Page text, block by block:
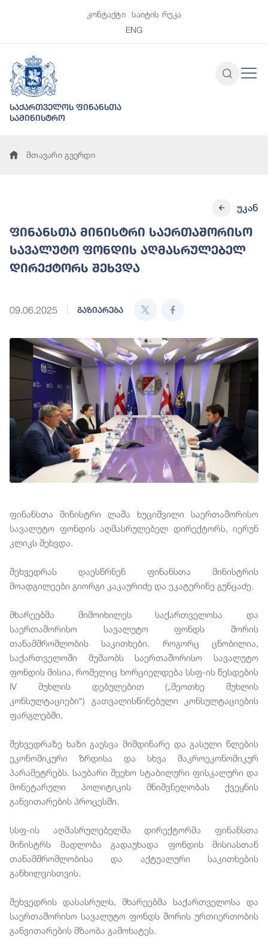
კონტაქტი
საიტის რუკა
ENG
საქართველოს ფინანსთა
სამინისტრო
მთავარი გვერდი
ფინანსთა მინისტრი საერთაშორისო
სავალუტო ფონდის აღმასრულებელ
დირექტორს შეხვდა
09.06.2025 გაზიარება
უკან
ფინანსთა მინისტრი ლაშა ხუციშვილი საერთაშორისო
სავალუტო ფონდის აღმასრულებელ დირექტორს, იერუნ
კლიკს შეხვდა.
შეხვედრას დაესწრნენ ფინანსთა მინისტრის
მოადგილეები გიორგი კაკაურიძე და ეკატერინე გუნცაძე.
მხარეებმა მიმოიხილეს საქართველოსა და
საერთაშორისო სავალუტო ფონდს შორის
თანამშრომლობის საკითხები. როგორც ცნობილია,
საქართველოში მუშაობს საერთაშორისო სავალუტო
ფონდის მისია, რომელიც ხორციელდება სსფ-ის წესდების
IV მუხლის დებულებით („მეოთხე მუხლის
კონსულტაციები“) გათვალისწინებული კონსულტაციების
ფარგლებში.
შეხვედრაზე ხაზი გაესვა მიმდინარე და გასული წლების
ეკონომიკური ზრდისა და სხვა მაკროეკონომიკურ
პარამეტრებს. საუბარი შეეხო სტაბილური ფისკალური და
მონეტარული პოლიტიკის მნიშვნელობას ქვეყნის
განვითარების პროცესში.
სსფ-ის აღმასრულებელმა დირექტორმა ფინანსთა
მინისტრს მადლობა გადაუხადა ფონდის მისიასთან
თანამშრომლობისა და აქტუალური საკითხების
განხილვისთვის.
შეხვედრის დასასრულს, მხარეებმა საქართველოსა და
საერთაშორისო სავალუტო ფონდს შორის ურთიერთობის
განვითარების მზაობა გამოხატეს.